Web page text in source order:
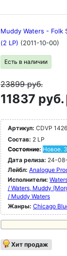
представлен
который был
врачом вуду XIX
небольшой
лишь годы спустя.
Отпечатан на
Record Pressings
Muddy Waters - Folk
(2 LP) (2011-10-00)
Есть в наличии
23899руб.
11837 руб.
Артикул: CDVP
Состав: 2 LP
Состояние: Новое.
Дата релиза: 24-
Лейбл: Analogue
Исполнители:
/ Waters, Muddy
/ Muddy Waters
Жанры: Chicago
Хит продаж